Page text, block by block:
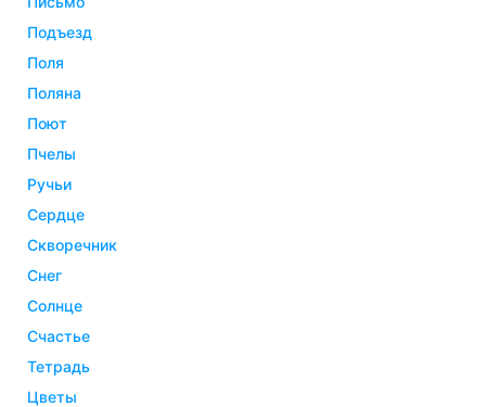
подъезд
поля
поляна
поют
пчелы
ручьи
сердце
скворечник
снег
солнце
счастье
тетрадь
цветы